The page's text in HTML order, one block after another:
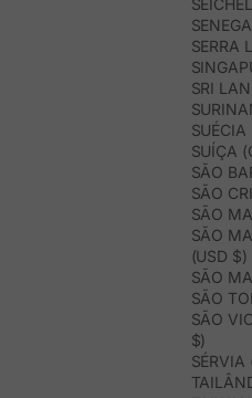
SERRA
SRI
SUÉCIA
SUÍÇA
SÃO
SÃO
SÃO
SÃO
(USD $)
SÃO
SÃO
SÃO
$)
SÉRVIA